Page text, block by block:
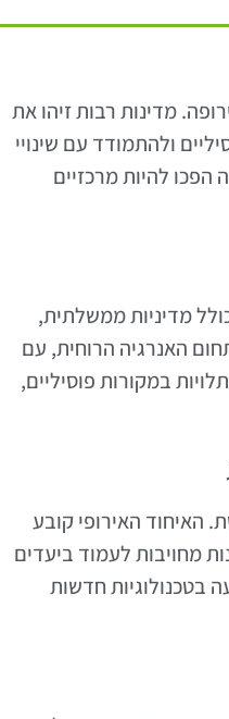
מדינות רבות זיהו את
ולהתמודד עם שינויי
להיות מרכזיים
מדיניות ממשלתית,
האנרגיה הרוחית, עם
במקורות פוסיליים,
האיחוד האירופי קובע
מחויבות לעמוד ביעדים
חדשות